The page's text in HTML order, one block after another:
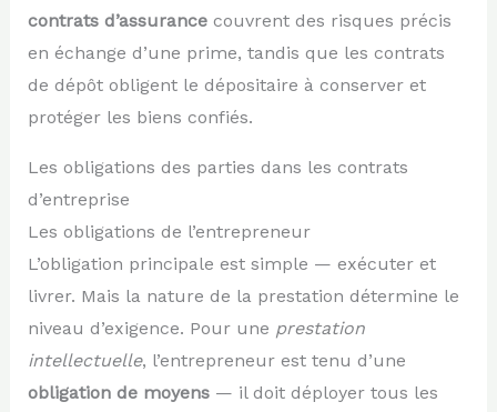
contrats d’assurancecouvrent des risques précis
en échange d’une prime, tandis que les contrats
de dépôt obligent le dépositaire à conserver et
protéger les biens confiés.
Les obligations des parties dans les contrats
d’entreprise
Les obligations de l’entrepreneur
L’obligation principale est simple — exécuter et
livrer. Mais la nature de la prestation détermine le
niveau d’exigence. Pour une prestation
intellectuelle, l’entrepreneur est tenu d’une
obligation de moyens— il doit déployer tous les